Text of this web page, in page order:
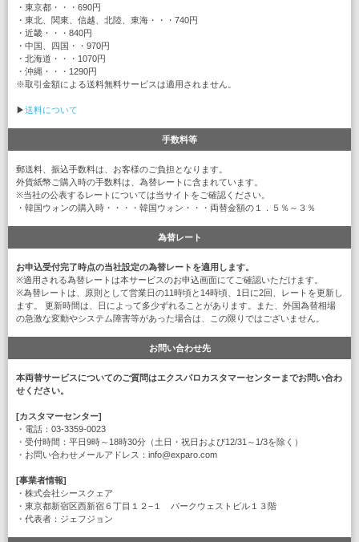
・東京都・・・690円
・東北、関東、信越、北陸、東海・・・740円
・近畿・・・840円
・中国、四国・・970円
・北海道・・・1070円
・沖縄・・・1290円
※取引金額による送料無料サービスは適用されません。
▶送料について
手数料等
郵送料、振込手数料は、お客様のご負担となります。
外貨紙幣ご購入時の手数料は、為替レートに含まれています。
※当社の公表するレートについては当サイトをご確認ください。
・韓国ウォンの購入時・・・・韓国ウォン・・・両替金額の１．５％～３％
為替レート
お申込受付完了時点の当社設定の為替レートを適用します。
※適用される為替レートは本サービスのお申込画面にてご確認いただけます。
※為替レートは、原則として営業日の11時頃と14時頃、1日に2回、レートを更新し
ます。 更新時間は、日によって多少ずれることがあります。また、外国為替相場
の急激な変動やシステム障害等があった場合は、この限りではございません。
お問い合わせ先
本両替サービスについてのご質問はエクスパロカスタマーセンターまでお問い合わ
せください。
[カスタマーセンター]
・電話：03-3359-0023
・受付時間：平日9時～18時30分（土日・祝日および12/31～1/3を除く）
・お問い合わせメールアドレス：info@exparo.com
[事業者情報]
・株式会社シースクェア
・東京都新宿区西新宿６丁目１２−１ パークウェストビル１３階
・代表者：ジェフジョン